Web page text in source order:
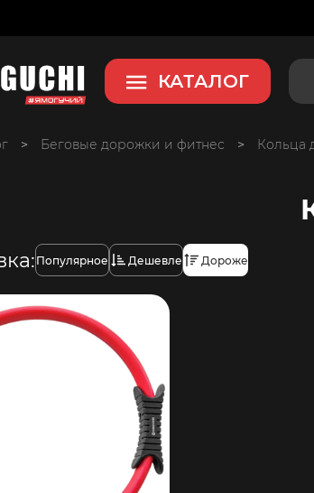
КАТАЛОГ
> Беговые дорожки и фитнес > Кольца
Популярное Дешевле Дороже